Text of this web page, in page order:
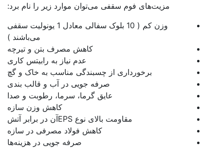
مزیت‌های فوم سقفی می‌توان موارد زیر را نام برد:
وزن کم ( 10 بلوک سفالی معادل 1 یونولیت سقفی
می‌باشند )
کاهش مصرف بتن و تیرچه
عدم نیاز به رابیتس کاری
برخورداری از چسبندگی مناسب به خاک و گچ
صرفه جویی در آب و قالب بندی
عایق گرما، سرما، رطوبت و صدا
کاهش وزن سازه
مقاومت بالای نوع EPSآن در برابر آتش
کاهش فولاد مصرفی در سازه
صرفه جویی در هزینه‌ها